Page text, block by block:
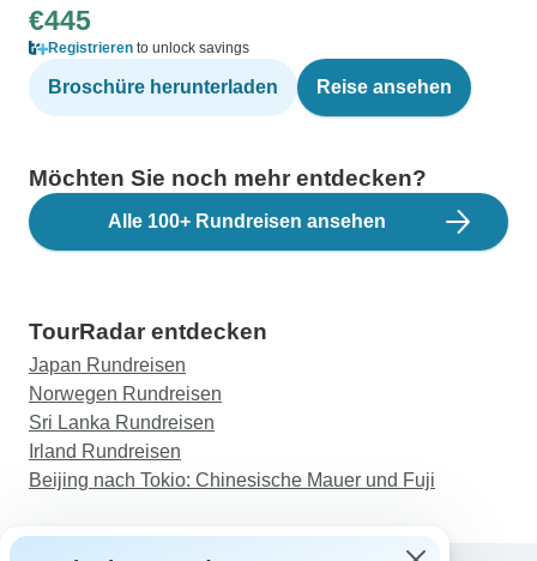
€445
Registrieren to unlock savings
Broschüre herunterladen Reise ansehen
Möchten Sie noch mehr entdecken?
Alle 100+ Rundreisen ansehen
TourRadar entdecken
Japan Rundreisen
Norwegen Rundreisen
Sri Lanka Rundreisen
Irland Rundreisen
Beijing nach Tokio: Chinesische Mauer und Fuji